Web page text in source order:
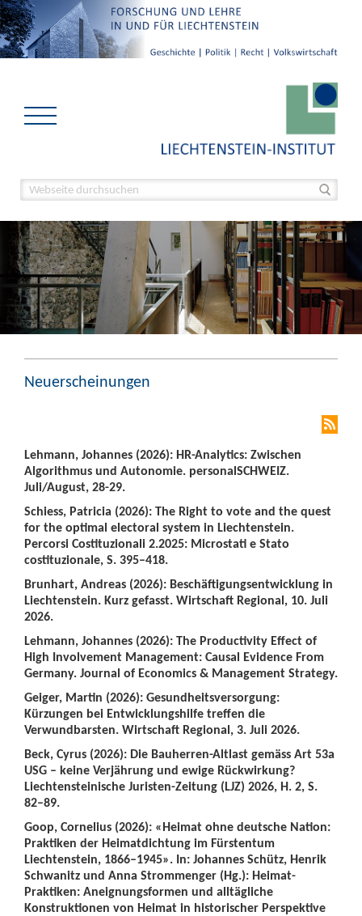
Neuerscheinungen
Lehmann, Johannes (2026): HR-Analytics: Zwischen
Algorithmus und Autonomie. personalSCHWEIZ.
Juli/August, 28-29.
Schiess, Patricia (2026): The Right to vote and the quest
for the optimal electoral system in Liechtenstein.
Percorsi Costituzionali 2.2025: Microstati e Stato
costituzionale, S. 395–418.
Brunhart, Andreas (2026): Beschäftigungsentwicklung in
Liechtenstein. Kurz gefasst. Wirtschaft Regional, 10. Juli
2026.
Lehmann, Johannes (2026): The Productivity Effect of
High Involvement Management: Causal Evidence From
Germany. Journal of Economics & Management Strategy.
Geiger, Martin (2026): Gesundheitsversorgung:
Kürzungen bei Entwicklungshilfe treffen die
Verwundbarsten. Wirtschaft Regional, 3. Juli 2026.
Beck, Cyrus (2026): Die Bauherren-Altlast gemäss Art 53a
USG – keine Verjährung und ewige Rückwirkung?
Liechtensteinische Juristen-Zeitung (LJZ) 2026, H. 2, S.
82–89.
Goop, Cornelius (2026): «Heimat ohne deutsche Nation:
Praktiken der Heimatdichtung im Fürstentum
Liechtenstein, 1866–1945». In: Johannes Schütz, Henrik
Schwanitz und Anna Strommenger (Hg.): Heimat-
Praktiken: Aneignungsformen und alltägliche
Konstruktionen von Heimat in historischer Perspektive